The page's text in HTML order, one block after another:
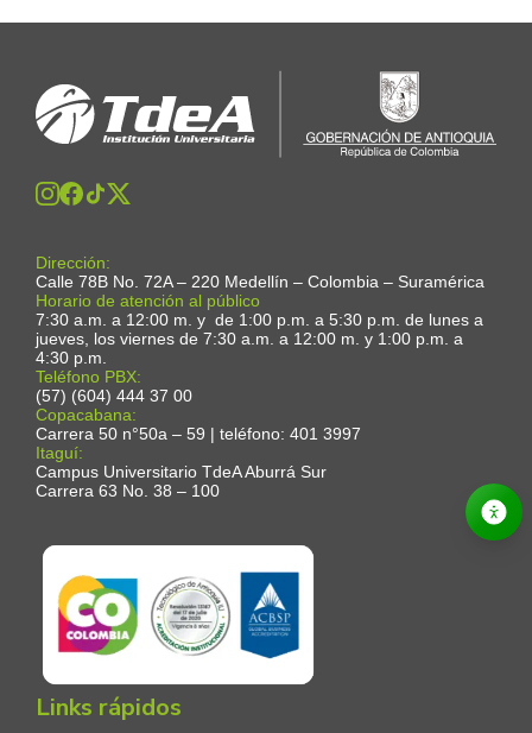
Dirección:
Calle 78B No. 72A – 220 Medellín – Colombia – Suramérica
Horario de atención al público
7:30 a.m. a 12:00 m. y de 1:00 p.m. a 5:30 p.m. de lunes a
jueves, los viernes de 7:30 a.m. a 12:00 m. y 1:00 p.m. a
4:30 p.m.
Teléfono PBX:
(57) (604) 444 37 00
Copacabana:
Carrera 50 n°50a – 59 | teléfono: 401 3997
Itaguí:
Campus Universitario TdeA Aburrá Sur
Carrera 63 No. 38 – 100
Links rápidos